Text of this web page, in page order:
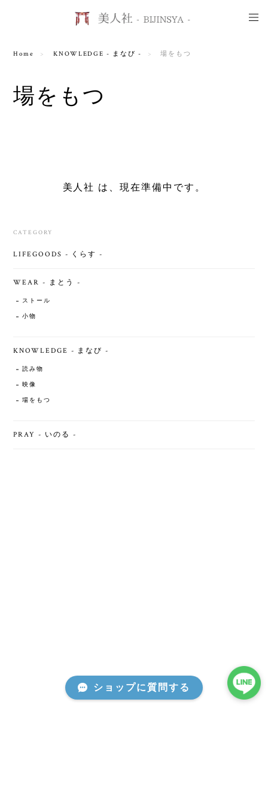
Home KNOWLEDGE - まなび - 場をもつ
場をもつ
美人社 は、現在準備中です。
CATEGORY
LIFEGOODS - くらす -
WEAR - まとう -
ストール
小物
KNOWLEDGE - まなび -
読み物
映像
場をもつ
PRAY - いのる -
ショップに質問する